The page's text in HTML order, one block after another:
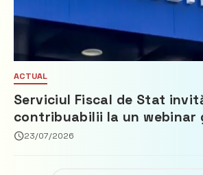
ACTUAL
Serviciul Fiscal de Stat
contribuabilii la un webinar
privind calculul impozitului
23/07/2026